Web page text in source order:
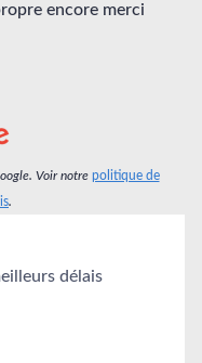
encore merci
Voir notre politique de
.
délais